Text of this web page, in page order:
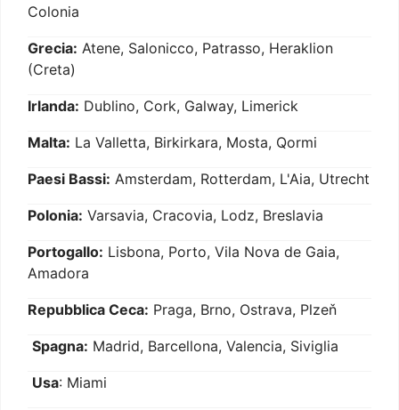
Colonia
Grecia: Atene, Salonicco, Patrasso, Heraklion
(Creta)
Irlanda: Dublino, Cork, Galway, Limerick
Malta: La Valletta, Birkirkara, Mosta, Qormi
Paesi Bassi: Amsterdam, Rotterdam, L'Aia, Utrecht
Polonia: Varsavia, Cracovia, Lodz, Breslavia
Portogallo: Lisbona, Porto, Vila Nova de Gaia,
Amadora
Repubblica Ceca: Praga, Brno, Ostrava, Plzeň
Spagna: Madrid, Barcellona, Valencia, Siviglia
Usa: Miami